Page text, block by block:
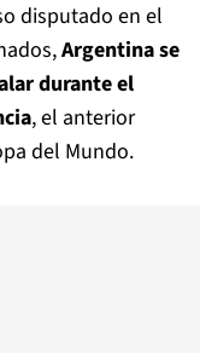
disputado en el
Argentina se
durante el
, el anterior
del Mundo.